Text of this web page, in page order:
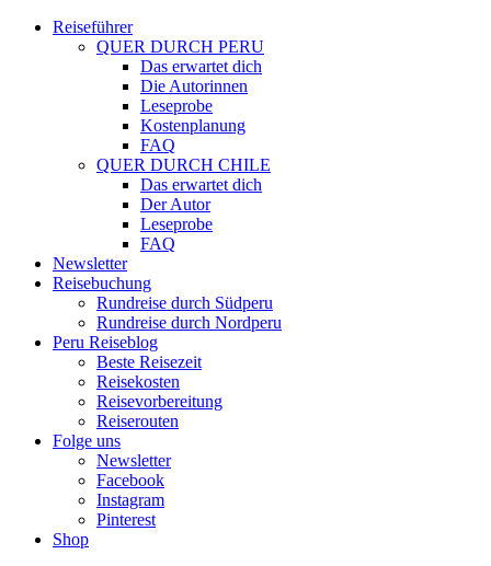
Reiseführer
QUER DURCH PERU
Das erwartet dich
Die Autorinnen
Leseprobe
Kostenplanung
FAQ
QUER DURCH CHILE
Das erwartet dich
Der Autor
Leseprobe
FAQ
Newsletter
Reisebuchung
Rundreise durch Südperu
Rundreise durch Nordperu
Peru Reiseblog
Beste Reisezeit
Reisekosten
Reisevorbereitung
Reiserouten
Folge uns
Newsletter
Facebook
Instagram
Pinterest
Shop